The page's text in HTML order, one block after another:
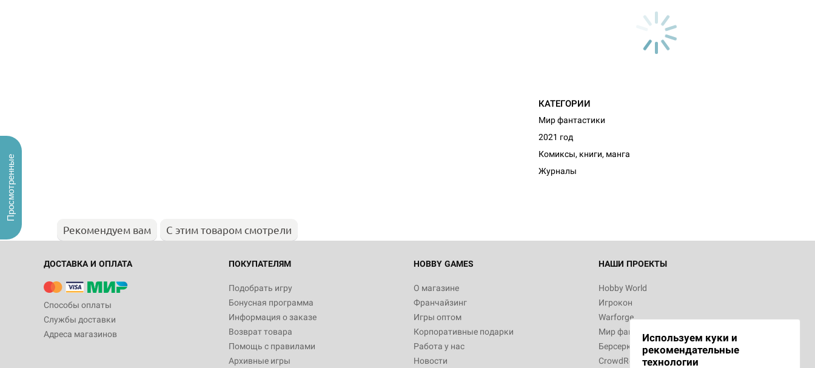
КАТЕГОРИИ
Мир фантастики
2021 год
Комиксы, книги, манга
Журналы
Рекомендуем вам С этим товаром смотрели
ДОСТАВКА И ОПЛАТА
Способы оплаты
Службы доставки
Адреса магазинов
ПОКУПАТЕЛЯМ
Подобрать игру
Бонусная программа
Информация о заказе
Возврат товара
Помощь с правилами
Архивные игры
HOBBY GAMES
О магазине
Франчайзинг
Игры оптом
Корпоративные подарки
Работа у нас
Новости
НАШИ ПРОЕКТЫ
Hobby World
Игрокон
Warforge
Мир фантастики
Берсерк
CrowdRepublic
Используем куки и
рекомендательные
технологии
Просмотренные
Настольная игра Hobby World Журнал
"Мир фантастики. Спецвыпуск: Братья
империи: Боевая тревога
799
Настольная игра Hobby World Сумерки
империи. Четвёртая редакция: Грозовой
Рубеж
12 990